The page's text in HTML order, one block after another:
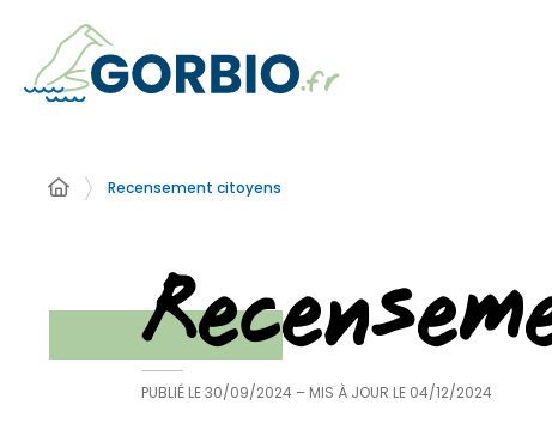
Recensement citoyens
PUBLIÉ LE30/09/2024 – MIS À JOUR LE 04/12/2024